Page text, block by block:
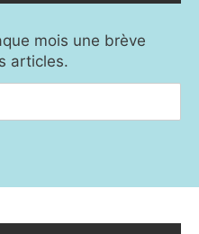
mois une brève
articles.